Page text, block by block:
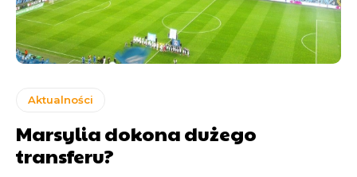
Aktualności
Marsylia dokona dużego
transferu?